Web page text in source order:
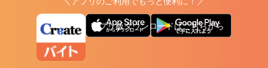
アプリ版ダウンロードはこちらから